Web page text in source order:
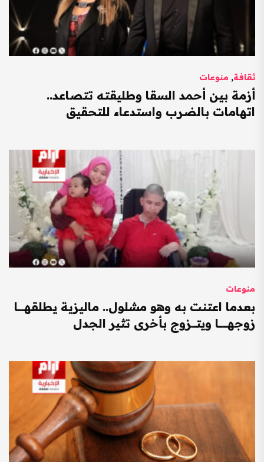
ثقافة, منوعات
أزمة بين أحمد السقا وطليقته تتصاعد..
اتهامات بالضرب واستدعاء للتحقيق
منوعات
بعدما اعتنت به وهو مشلول.. ماليزية يطلقهـــــا
زوجهـــــــا ويتــــزوج بأخرى تثير الجدل